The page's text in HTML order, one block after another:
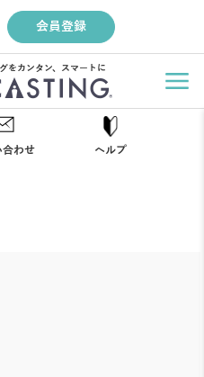
会員登録
をカンタン、スマートに
合わせ ヘルプ